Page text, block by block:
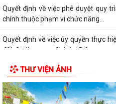
chính thuộc phạm vi chức năng...
đất đai theo quy định tại Điều...
lĩnh vực đất đai và trình tự,...
Phường Dương Kinh tham dự hội
xây dựng cơ sở dữ liệu đất đai
THƯ VIỆN ẢNH